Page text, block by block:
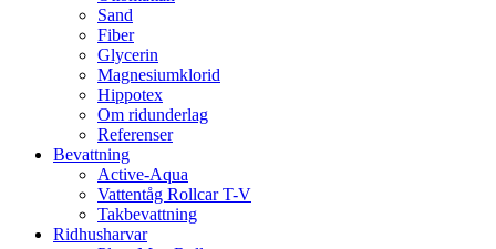
Sand
Fiber
Glycerin
Magnesiumklorid
Hippotex
Om ridunderlag
Referenser
Bevattning
Active-Aqua
Vattentåg Rollcar T-V
Takbevattning
Ridhusharvar